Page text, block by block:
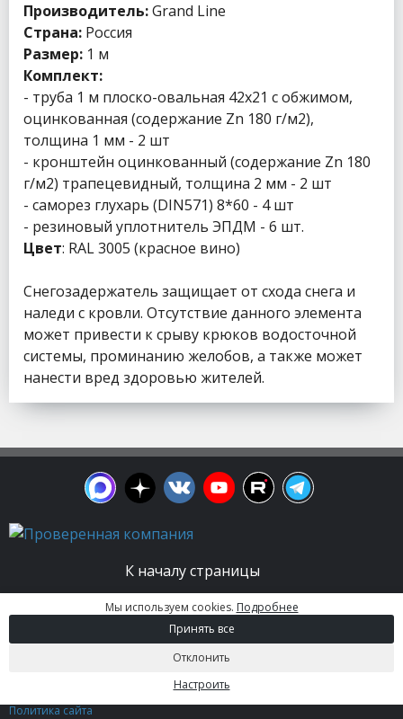
Производитель:Grand Line
Страна: Россия
Размер: 1 м
Комплект:
- труба 1 м плоско-овальная 42х21 с обжимом,
оцинкованная (содержание Zn 180 г/м2),
толщина 1 мм - 2 шт
- кронштейн оцинкованный (содержание Zn 180
г/м2) трапецевидный, толщина 2 мм - 2 шт
- саморез глухарь (DIN571) 8*60 - 4 шт
- резиновый уплотнитель ЭПДМ - 6 шт.
Цвет: RAL 3005 (красное вино)
Снегозадержатель защищает от схода снега и
наледи с кровли. Отсутствие данного элемента
может привести к срыву крюков водосточной
системы, проминанию желобов, а также может
нанести вред здоровью жителей.
К началу страницы
© 2003 - 2026. Апельсин group | Группа
строительных компаний Все права защищены.
Вся информация на этом сайте носит
информационный характер и не является
публичной офертой, определяемой положениями
Политика сайта
Мы используем cookies. Подробнее
Принять все
Отклонить
Настроить